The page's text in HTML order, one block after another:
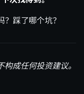
踩了哪个坑？
成任何投资建议。